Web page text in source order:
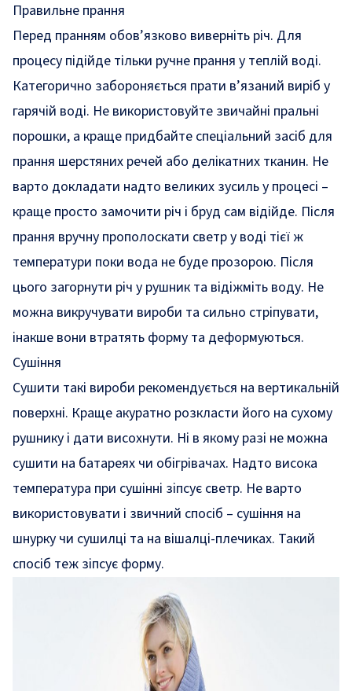
Правильне прання
Перед пранням обов’язково виверніть річ. Для
процесу підійде тільки ручне прання у теплій воді.
Категорично забороняється прати в’язаний виріб у
гарячій воді. Не використовуйте звичайні пральні
порошки, а краще придбайте спеціальний засіб для
прання шерстяних речей або делікатних тканин. Не
варто докладати надто великих зусиль у процесі –
краще просто замочити річ і бруд сам відійде. Після
прання вручну прополоскати светр у воді тієї ж
температури поки вода не буде прозорою. Після
цього загорнути річ у рушник та відіжміть воду. Не
можна викручувати вироби та сильно стріпувати,
інакше вони втратять форму та деформуються.
Сушіння
Сушити такі вироби рекомендується на вертикальній
поверхні. Краще акуратно розкласти його на сухому
рушнику і дати висохнути. Ні в якому разі не можна
сушити на батареях чи обігрівачах. Надто висока
температура при сушінні зіпсує светр. Не варто
використовувати і звичний спосіб – сушіння на
шнурку чи сушилці та на вішалці-плечиках. Такий
спосіб теж зіпсує форму.